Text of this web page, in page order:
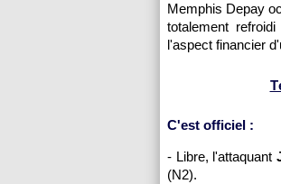
Memphis Depay
totalement
l'aspect financier
C'est officiel :
- Libre, l'attaquant
(N2).